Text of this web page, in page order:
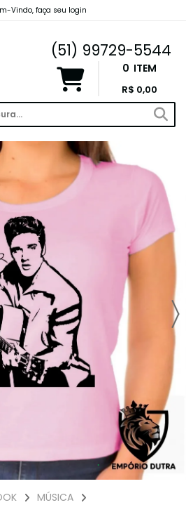
Vindo, faça seu login
(51) 99729-5544
0 ITEM
R$ 0,00
MÚSICA